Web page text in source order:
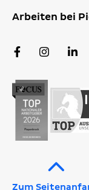
Arbeiten bei
Facebook
Zum